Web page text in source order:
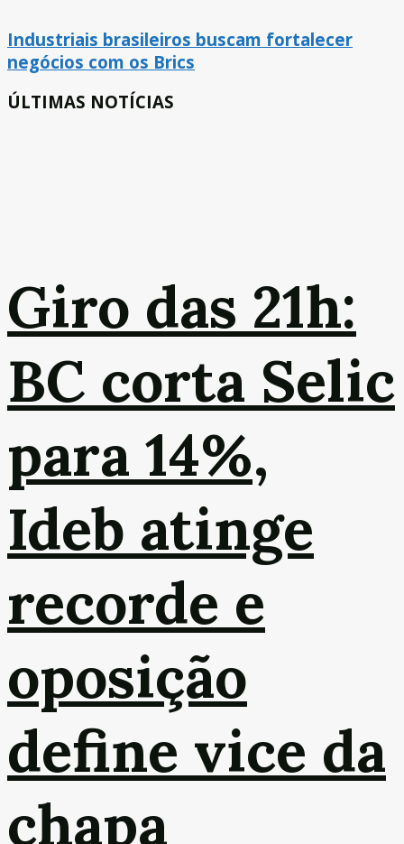
Industriais brasileiros buscam fortalecer
negócios com os Brics
ÚLTIMAS NOTÍCIAS
Giro das 21h:
BC corta Selic
para 14%,
Ideb atinge
recorde e
oposição
define vice da
chapa